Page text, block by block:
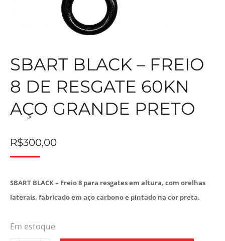
SBART BLACK – FREIO
8 DE RESGATE 60KN
AÇO GRANDE PRETO
R$300,00
SBART BLACK – Freio 8 para resgates em altura, com orelhas
laterais, fabricado em aço carbono e pintado na cor preta.
Em estoque